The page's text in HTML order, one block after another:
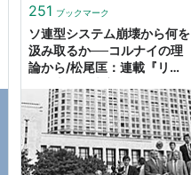
251 ブックマーク
ソ連型システム崩壊から何を
汲み取るか──コルナイの理
論から/松尾匡：連載『リス
由！』 - SYNODOS